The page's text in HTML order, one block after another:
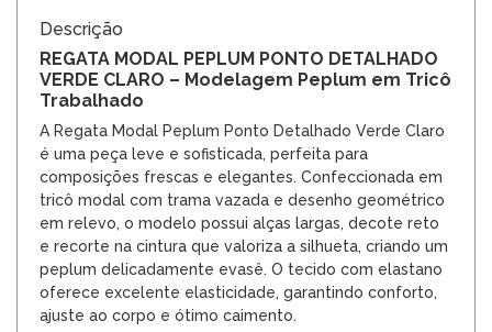
Descrição
REGATA MODAL PEPLUM PONTO DETALHADO
VERDE CLARO – Modelagem Peplum em Tricô
Trabalhado
A Regata Modal Peplum Ponto Detalhado Verde Claro
é uma peça leve e sofisticada, perfeita para
composições frescas e elegantes. Confeccionada em
tricô modal com trama vazada e desenho geométrico
em relevo, o modelo possui alças largas, decote reto
e recorte na cintura que valoriza a silhueta, criando um
peplum delicadamente evasê. O tecido com elastano
oferece excelente elasticidade, garantindo conforto,
ajuste ao corpo e ótimo caimento.